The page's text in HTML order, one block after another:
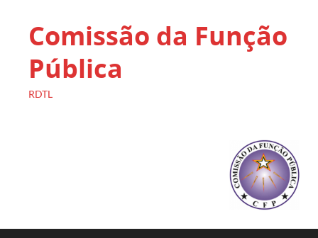
Comissão da Função
Pública
RDTL